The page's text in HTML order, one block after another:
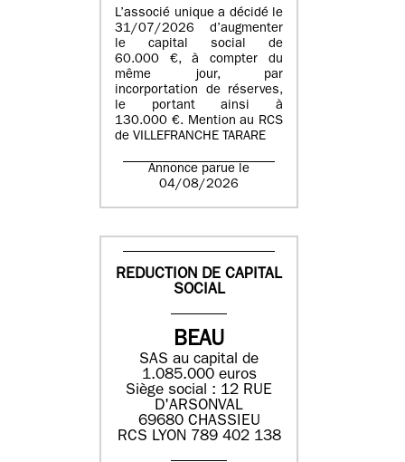
L’associé unique a décidé le
31/07/2026 d’augmenter
le capital social de
60.000 €, à compter du
même jour, par
incorportation de réserves,
le portant ainsi à
130.000 €. Mention au RCS
de VILLEFRANCHE TARARE
Annonce parue le
04/08/2026
REDUCTION DE CAPITAL
SOCIAL
BEAU
SAS au capital de
1.085.000 euros
Siège social : 12 RUE
D'ARSONVAL
69680 CHASSIEU
RCS LYON 789 402 138